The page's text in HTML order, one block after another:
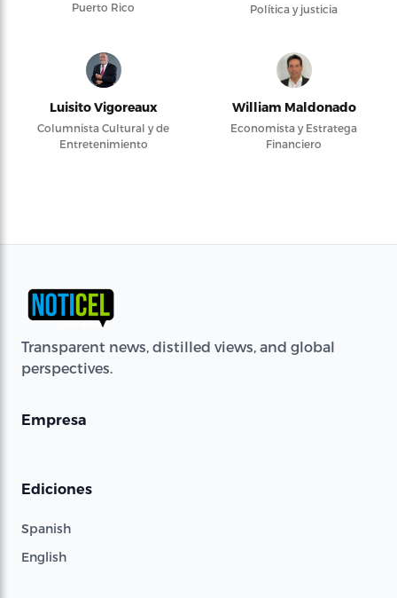
Puerto Rico
Política y justicia
Luisito Vigoreaux
Columnista Cultural y de
Entretenimiento
William Maldonado
Economista y Estratega
Financiero
Transparent news, distilled views, and global
perspectives.
Empresa
Ediciones
Spanish
English